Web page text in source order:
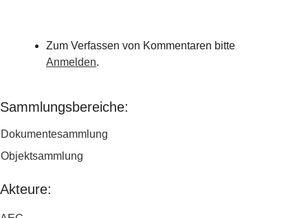
Zum Verfassen von Kommentaren bitte
Anmelden.
Sammlungsbereiche:
Dokumentesammlung
Objektsammlung
Akteure: